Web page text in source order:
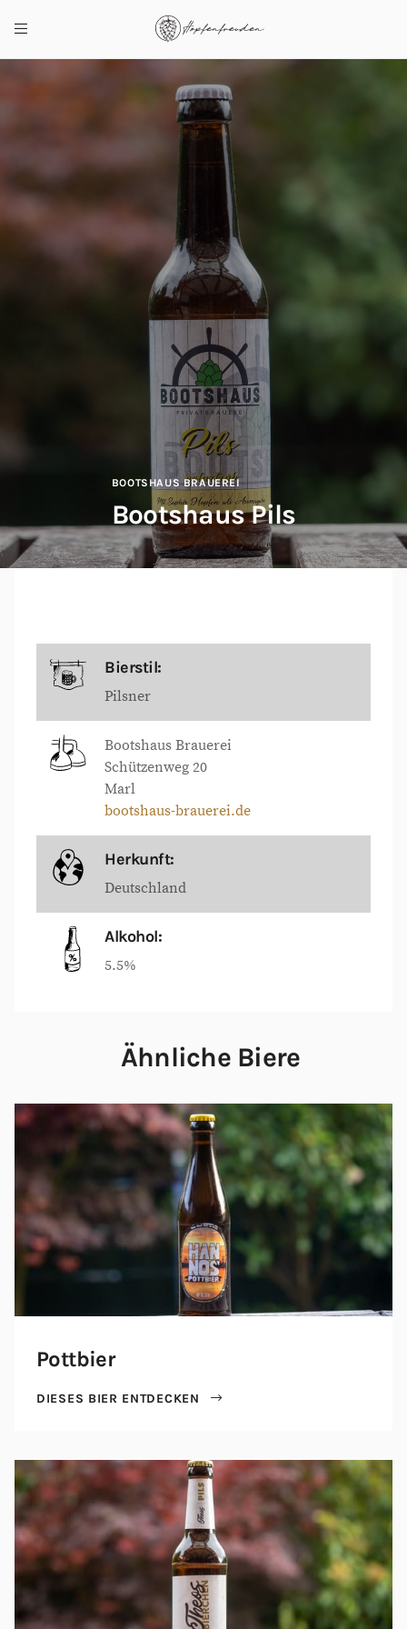
BOOTSHAUS BRAUEREI
Bootshaus Pils
Bierstil:
Pilsner
Bootshaus Brauerei
Schützenweg 20
Marl
bootshaus-brauerei.de
Herkunft:
Deutschland
Alkohol:
5.5%
Ähnliche Biere
Pottbier
DIESES BIER ENTDECKEN